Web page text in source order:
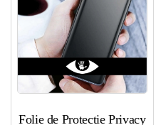
Folie de Protectie Privacy